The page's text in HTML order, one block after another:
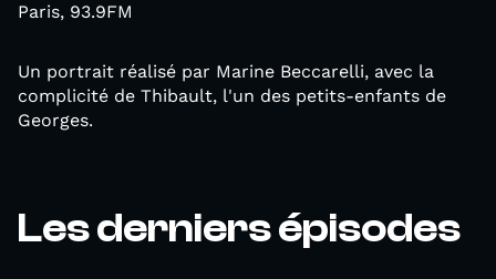
Paris, 93.9FM
Un portrait réalisé par Marine Beccarelli, avec la
complicité de Thibault, l'un des petits-enfants de
Georges.
Les derniers épisodes